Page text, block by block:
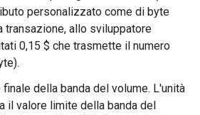
personalizzato come di byte
transazione, allo sviluppatore
0,15 $ che trasmette il numero
della banda del volume. L'unità
il valore limite della banda del